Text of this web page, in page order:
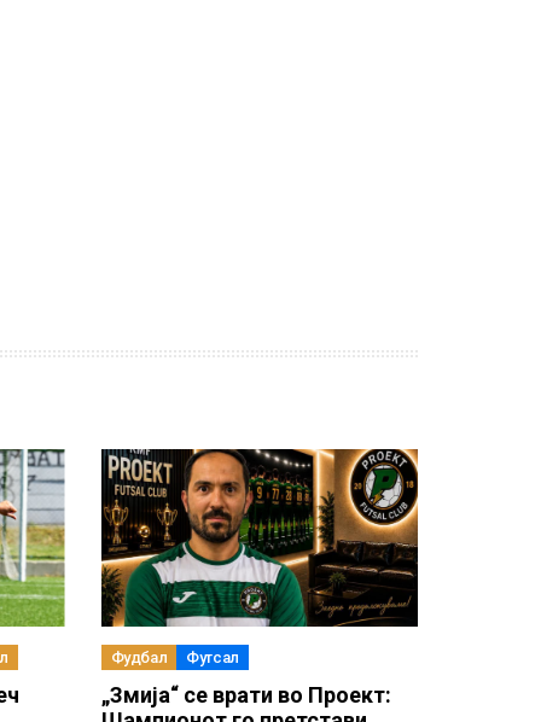
Фудбал Футсал
„Змија“ се врати во Проект: